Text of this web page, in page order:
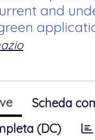
and
Scheda
(DC)